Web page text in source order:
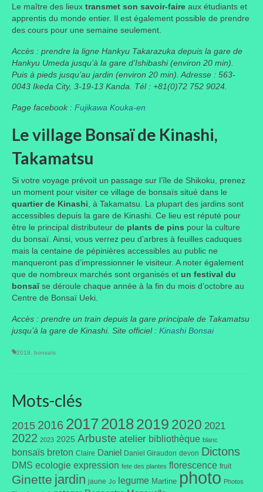
Le maître des lieux transmet son savoir-faire aux étudiants et
apprentis du monde entier. Il est également possible de prendre
des cours pour une semaine seulement.
Accès : prendre la ligne Hankyu Takarazuka depuis la gare de
Hankyu Umeda jusqu’à la gare d’Ishibashi (environ 20 min).
Puis à pieds jusqu’au jardin (environ 20 min). Adresse : 563-
0043 Ikeda City, 3-19-13 Kanda. Tél : +81(0)72 752 9024.
Page facebook : Fujikawa Kouka-en
Le village Bonsaï de Kinashi,
Takamatsu
Si votre voyage prévoit un passage sur l’île de Shikoku, prenez
un moment pour visiter ce village de bonsaïs situé dans le
quartier de Kinashi , à Takamatsu. La plupart des jardins sont
accessibles depuis la gare de Kinashi. Ce lieu est réputé pour
être le principal distributeur de plants de pins pour la culture
du bonsaï. Ainsi, vous verrez peu d’arbres à feuilles caduques
mais la centaine de pépinières accessibles au public ne
manqueront pas d’impressionner le visiteur. A noter également
que de nombreux marchés sont organisés et un festival du
bonsaïse déroule chaque année à la fin du mois d’octobre au
Centre de Bonsaï Ueki.
Accès : prendre un train depuis la gare principale de Takamatsu
jusqu’à la gare de Kinashi. Site officiel : Kinashi Bonsai
2019 bonsaïs
Mots-clés
2015 2016 201720182019 2020 2021
2022 2023 2025 Arbuste atelier bibliothèque blanc
bonsaïs breton Claire Daniel Daniel Giraudon devon Dictons
DMS ecologie expression fete des plantes florescence fruit
Ginette jardin jaune Jo legume Martine photo Photos